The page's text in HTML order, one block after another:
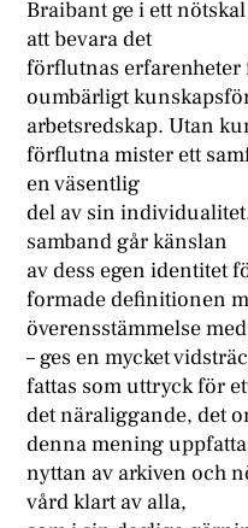
Braibant ge i ett
att bevara det
förflutnas
oumbärligt
arbetsredskap. Utan
förflutna mister ett
en väsentlig
del av sin
samband går känslan
av dess egen identitet
formade definitionen
överensstämmelse
– ges en mycket
fattas som uttryck för
det näraliggande, det
denna mening
nyttan av arkiven och
vård klart av alla,